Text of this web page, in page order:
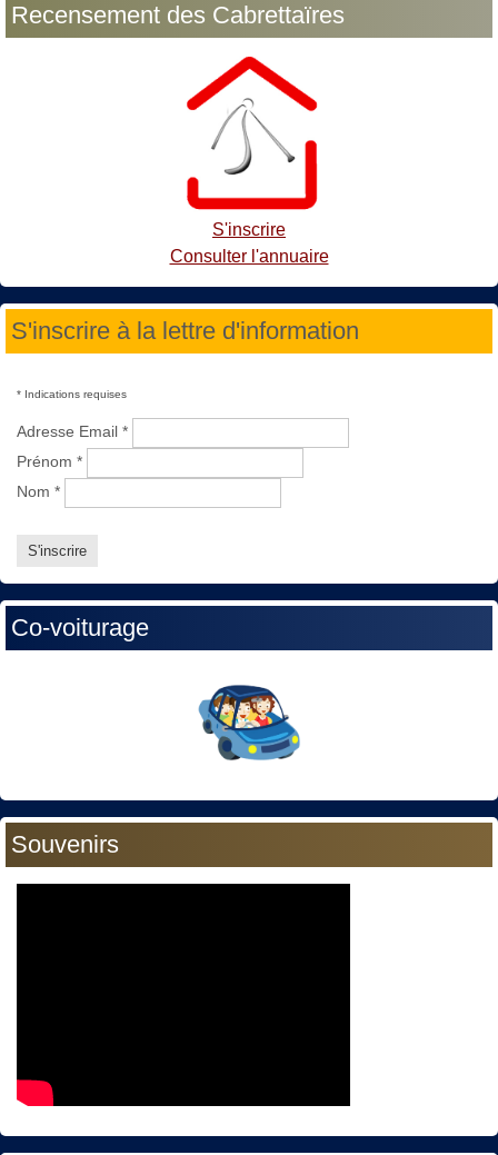
Recensement des Cabrettaïres
S'inscrire
Consulter l'annuaire
S'inscrire à la lettre d'information
* Indications requises
Adresse Email *
Prénom *
Nom *
Co-voiturage
Souvenirs